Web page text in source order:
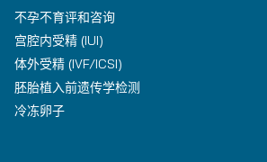
不孕不育评和咨询
宫腔内受精 (IUI)
体外受精 (IVF/ICSI)
胚胎植入前遗传学检测
冷冻卵子